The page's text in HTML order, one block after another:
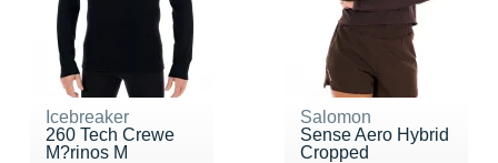
Icebreaker
260 Tech Crewe
M?rinos M
Salomon
Sense Aero Hybrid
Cropped